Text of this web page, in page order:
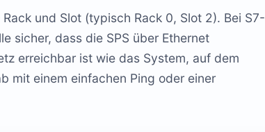
und Slot (typisch Rack 0, Slot 2). Bei S7-
sicher, dass die SPS über Ethernet
erreichbar ist wie das System, auf dem
mit einem einfachen Ping oder einer